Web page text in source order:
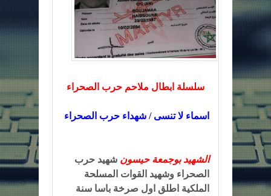
سلسلة ابطال ملاحم حرب الصحراء
اسماء لا تنسى / شهداء حرب الصحراء
الشهيد بوجمعة حيسون شهيد حرب
الصحراء وشهيد القوات المسلحة
الملكية اطلق اول صرخة باسا سنة